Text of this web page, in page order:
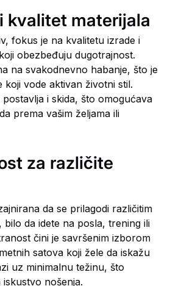
kvalitet materijala
fokus je na kvalitetu izrade i
obezbeđuju dugotrajnost.
na svakodnevno habanje, što je
koji vode aktivan životni stil.
i skida, što omogućava
prema vašim željama ili
za različite
da se prilagodi različitim
bilo da idete na posla, trening ili
čini je savršenim izborom
satova koji žele da iskažu
uz minimalnu težinu, što
nošenja.